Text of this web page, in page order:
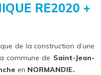
RE2020 +
de la construction d’une
commune de Saint-Jean-
en NORMANDIE.